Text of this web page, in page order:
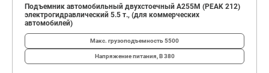
Подъемник автомобильный двухстоечный A255M (PEAK 212)
электрогидравлический 5.5 т., (для коммерческих
автомобилей)
Макс. грузоподъемность5500
Напряжение питания, В380